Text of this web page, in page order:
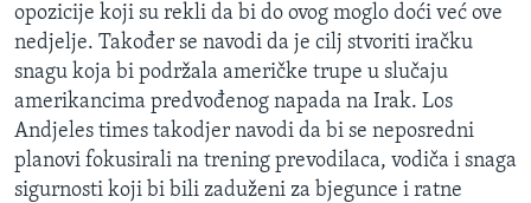
IZBJEGLIČKA STRANA
MAGAZIN
O GLASU AMERIKE
Learning English
opozicije koji su rekli da bi do ovog moglo doći već ove
nedjelje. Također se navodi da je cilj stvoriti iračku
snagu koja bi podržala američke trupe u slučaju
amerikancima predvođenog napada na Irak. Los
Andjeles times takodjer navodi da bi se neposredni
planovi fokusirali na trening prevodilaca, vodiča i snaga
sigurnosti koji bi bili zaduženi za bjegunce i ratne